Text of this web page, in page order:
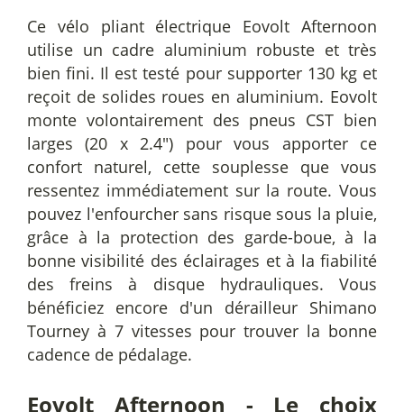
Ce vélo pliant électrique Eovolt Afternoon
utilise un cadre aluminium robuste et très
bien fini. Il est testé pour supporter 130 kg et
reçoit de solides roues en aluminium. Eovolt
monte volontairement des pneus CST bien
larges (20 x 2.4") pour vous apporter ce
confort naturel, cette souplesse que vous
ressentez immédiatement sur la route. Vous
pouvez l'enfourcher sans risque sous la pluie,
grâce à la protection des garde-boue, à la
bonne visibilité des éclairages et à la fiabilité
des freins à disque hydrauliques. Vous
bénéficiez encore d'un dérailleur Shimano
Tourney à 7 vitesses pour trouver la bonne
cadence de pédalage.
Eovolt Afternoon - Le choix